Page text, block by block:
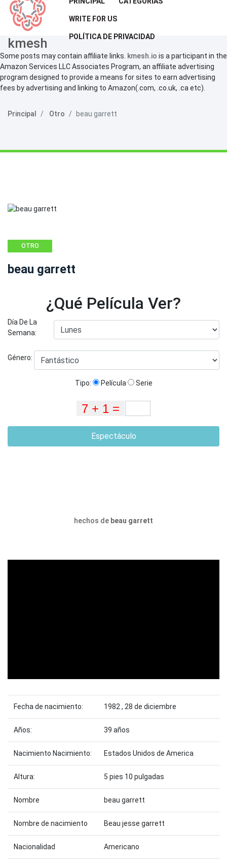
kmesh
WRITE FOR US
POLÍTICA DE PRIVACIDAD
Some posts may contain affiliate links. kmesh.io is a participant in the
Amazon Services LLC Associates Program, an affiliate advertising
program designed to provide a means for sites to earn advertising
fees by advertising and linking to Amazon(.com, .co.uk, .ca etc).
Principal Otro beau garrett
OTRO
beau garrett
¿Qué Película Ver?
Día De La
Semana:
Género:
Tipo: Película Serie
Espectáculo
hechos de beau garrett
Fecha de nacimiento: 1982 , 28 de diciembre
Años: 39 años
Nacimiento Nacimiento: Estados Unidos de America
Altura: 5 pies 10 pulgadas
Nombre beau garrett
Nombre de nacimiento Beau jesse garrett
Nacionalidad Americano